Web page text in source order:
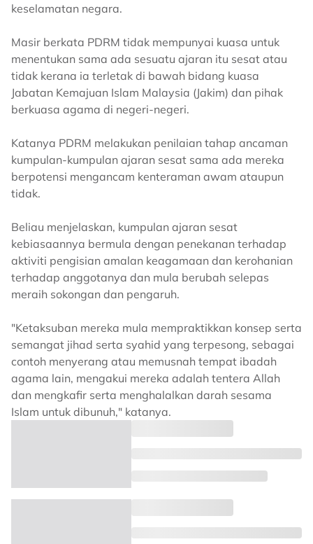
keselamatan negara.
Masir berkata PDRM tidak mempunyai kuasa untuk
menentukan sama ada sesuatu ajaran itu sesat atau
tidak kerana ia terletak di bawah bidang kuasa
Jabatan Kemajuan Islam Malaysia (Jakim) dan pihak
berkuasa agama di negeri-negeri.
Katanya PDRM melakukan penilaian tahap ancaman
kumpulan-kumpulan ajaran sesat sama ada mereka
berpotensi mengancam kenteraman awam ataupun
tidak.
Beliau menjelaskan, kumpulan ajaran sesat
kebiasaannya bermula dengan penekanan terhadap
aktiviti pengisian amalan keagamaan dan kerohanian
terhadap anggotanya dan mula berubah selepas
meraih sokongan dan pengaruh.
"Ketaksuban mereka mula mempraktikkan konsep serta
semangat jihad serta syahid yang terpesong, sebagai
contoh menyerang atau memusnah tempat ibadah
agama lain, mengakui mereka adalah tentera Allah
dan mengkafir serta menghalalkan darah sesama
Islam untuk dibunuh," katanya.